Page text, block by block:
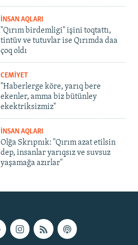
İNSAN AQLARI
"Qırım birdemligi" işini toqtattı,
tintüv ve tutuvlar ise Qırımda daa
çoq oldı
CEMİYET
"Haberlerge köre, yarıq bere
ekenler, amma biz bütünley
ekektriksizmiz"
İNSAN AQLARI
Olğa Skrıpnık: "Qırım azat etilsin
dep, insanlar yarıqsız ve suvsuz
yaşamağa azırlar"